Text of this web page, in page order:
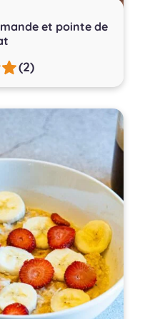
et pointe de
(2)